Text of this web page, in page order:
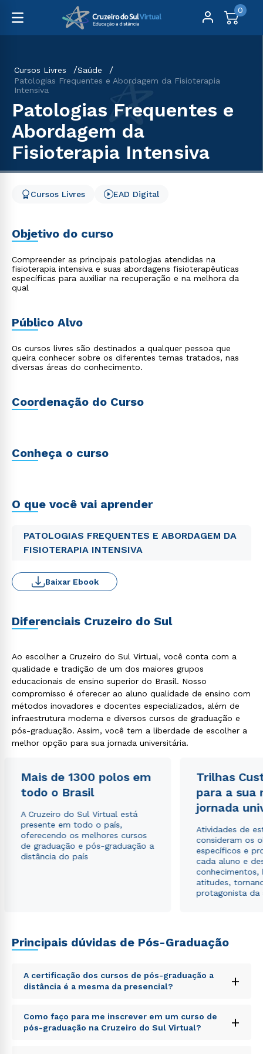
0
Cursos Livres
Saúde
Patologias Frequentes e Abordagem da Fisioterapia
Intensiva
Patologias Frequentes e
Abordagem da
Fisioterapia Intensiva
Cursos Livres EAD Digital
Objetivo do curso
Compreender as principais patologias atendidas na
fisioterapia intensiva e suas abordagens fisioterapêuticas
específicas para auxiliar na recuperação e na melhora da
qual
Público Alvo
Os cursos livres são destinados a qualquer pessoa que
queira conhecer sobre os diferentes temas tratados, nas
diversas áreas do conhecimento.
Coordenação do Curso
Conheça o curso
O que você vai aprender
PATOLOGIAS FREQUENTES E ABORDAGEM DA
FISIOTERAPIA INTENSIVA
Baixar Ebook
Diferenciais Cruzeiro do Sul
Ao escolher a Cruzeiro do Sul Virtual, você conta com a
qualidade e tradição de um dos maiores grupos
educacionais de ensino superior do Brasil. Nosso
compromisso é oferecer ao aluno qualidade de ensino com
métodos inovadores e docentes especializados, além de
infraestrutura moderna e diversos cursos de graduação e
pós-graduação. Assim, você tem a liberdade de escolher a
melhor opção para sua jornada universitária.
Mais de 1300 polos em
todo o Brasil
A Cruzeiro do Sul Virtual está
presente em todo o país,
oferecendo os melhores cursos
de graduação e pós-graduação a
distância do país
Trilhas
para a sua
jornada
Atividades de
consideram os
específicos e
cada aluno e
conhecimentos,
atitudes,
protagonista da
Principais dúvidas de Pós-Graduação
A certificação dos cursos de pós-graduação a
distância é a mesma da presencial?
+
Sed ut perspiciatis unde omnis iste natus error sit
voluptatem accusantium doloremque laudantium,
totam rem aperiam, eaque ipsa quae ab illo inventore
Como faço para me inscrever em um curso de
pós-graduação na Cruzeiro do Sul Virtual?
+
ou